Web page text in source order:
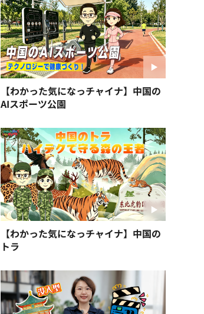
【わかった気になっチャイナ】中国の
AIスポーツ公園
【わかった気になっチャイナ】中国の
トラ